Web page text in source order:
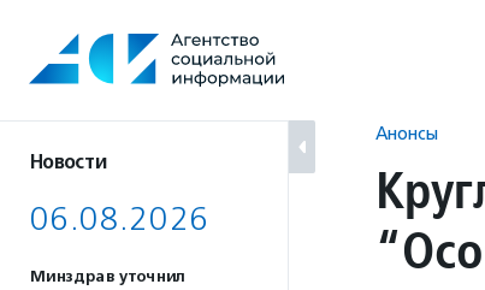
содержанию
Новости
06.08.2026
Минздрав уточнил
Анонсы